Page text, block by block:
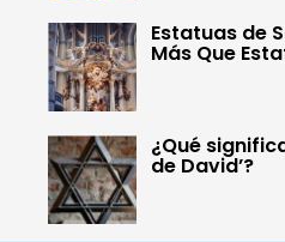
Estatuas de
Más Que
¿Qué
de David’?